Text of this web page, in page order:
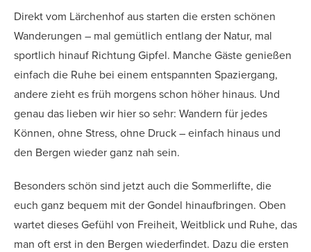
Direkt vom Lärchenhof aus starten die ersten schönen
Wanderungen – mal gemütlich entlang der Natur, mal
sportlich hinauf Richtung Gipfel. Manche Gäste genießen
einfach die Ruhe bei einem entspannten Spaziergang,
andere zieht es früh morgens schon höher hinaus. Und
genau das lieben wir hier so sehr: Wandern für jedes
Können, ohne Stress, ohne Druck – einfach hinaus und
den Bergen wieder ganz nah sein.
Besonders schön sind jetzt auch die Sommerlifte, die
euch ganz bequem mit der Gondel hinaufbringen. Oben
wartet dieses Gefühl von Freiheit, Weitblick und Ruhe, das
man oft erst in den Bergen wiederfindet. Dazu die ersten